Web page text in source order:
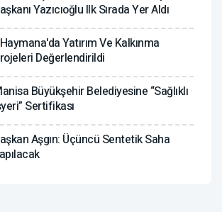
Yazıcıoğlu Ilk Sırada Yer Aldı
Haymana'da Yatırım Ve Kalkınma
Değerlendirildi
Büyükşehir Belediyesine “Sağlıklı
Sertifikası
Aşgın: Üçüncü Sentetik Saha